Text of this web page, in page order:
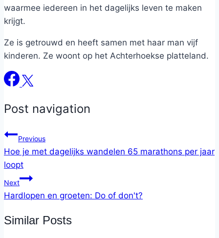
waarmee iedereen in het dagelijks leven te maken
krijgt.
Ze is getrouwd en heeft samen met haar man vijf
kinderen. Ze woont op het Achterhoekse platteland.
Post navigation
Previous
Hoe je met dagelijks wandelen 65 marathons per jaar
loopt
Next
Hardlopen en groeten: Do of don't?
Similar Posts